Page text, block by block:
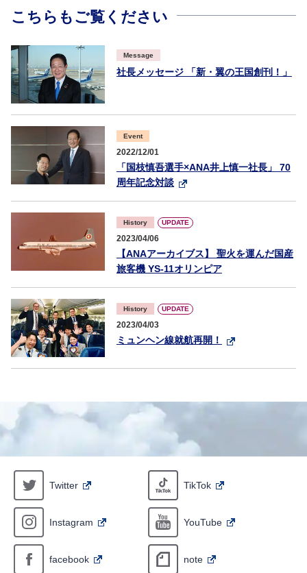
こちらもご覧ください
Message
社長メッセージ 「新・翼の王国創刊！」
Event
2022/12/01
「国枝慎吾選手×ANA井上慎一社長」 70
周年記念対談
History UPDATE
2023/04/06
【ANAアーカイブス】 聖火を運んだ国産
旅客機 YS-11オリンピア
History UPDATE
2023/04/03
ミュンヘン線就航再開！
Twitter TikTok
Instagram YouTube
facebook note